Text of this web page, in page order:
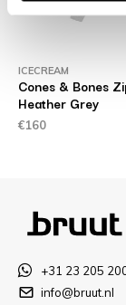
ICECREAM
Cones & Bones
Heather Grey
€160
+31 23 205
info@bruut.nl